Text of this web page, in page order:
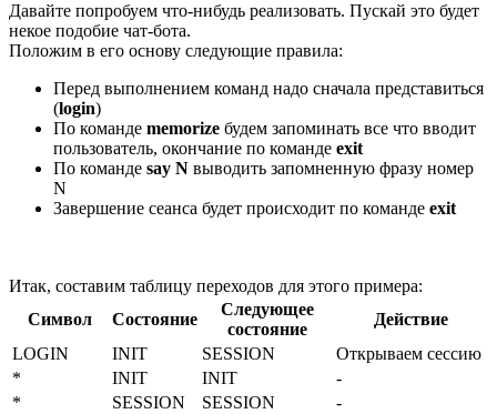
Давайте попробуем что-нибудь реализовать. Пускай это будет
некое подобие чат-бота.
Положим в его основу следующие правила:
Перед выполнением команд надо сначала представиться
(login)
По команде memorize будем запоминать все что вводит
пользователь, окончание по команде exit
По команде say N выводить запомненную фразу номер
N
Завершение сеанса будет происходит по команде exit
Итак, составим таблицу переходов для этого примера:
Символ
Состояние
Следующее
состояние
Действие
LOGIN
INIT SESSION
Открываем сессию
*
INIT INIT
-
*
SESSION SESSION
-